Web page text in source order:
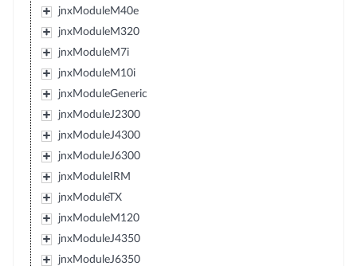
jnxModuleM40e
jnxModuleM320
jnxModuleM7i
jnxModuleM10i
jnxModuleGeneric
jnxModuleJ2300
jnxModuleJ4300
jnxModuleJ6300
jnxModuleIRM
jnxModuleTX
jnxModuleM120
jnxModuleJ4350
jnxModuleJ6350